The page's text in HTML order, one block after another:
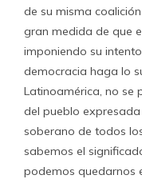
de su misma
gran medida de que
imponiendo su
democracia haga lo
Latinoamérica, no se
del pueblo
soberano de todos
sabemos el
podemos quedarnos